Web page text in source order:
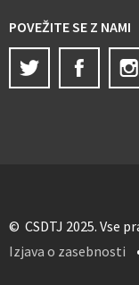
POVEŽITE SE Z NAMI
Twitter
© CSDTJ 2025. Vse
Izjava o zasebnosti